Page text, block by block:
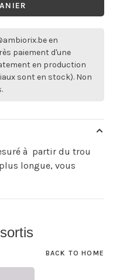
en
paiement d'une
en production
sont en stock). Non
à partir du trou
longue, vous
BACK TO HOME